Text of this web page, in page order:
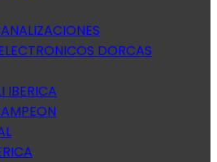
DORCAS
IBERICA